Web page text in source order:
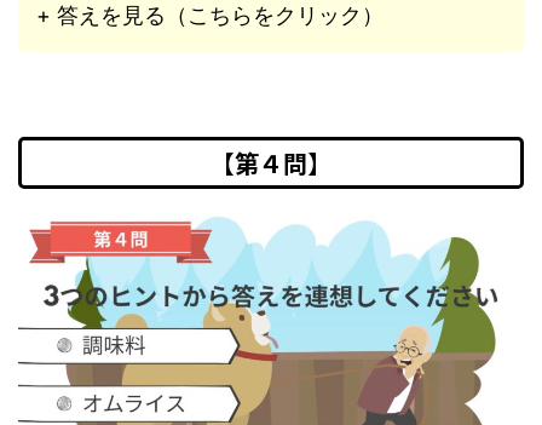
+ 答えを見る（こちらをクリック）
【第４問】